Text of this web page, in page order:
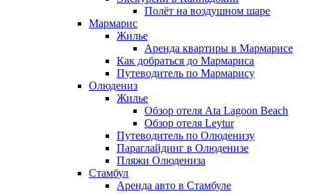
Полёт на воздушном шаре
Мармарис
Жилье
Аренда квартиры в Мармарисе
Как добраться до Мармариса
Путеводитель по Мармарису
Олюдениз
Жилье
Обзор отеля Ata Lagoon Beach
Обзор отеля Leytur
Путеводитель по Олюденизу
Параглайдинг в Олюденизе
Пляжи Олюдениза
Стамбул
Аренда авто в Стамбуле